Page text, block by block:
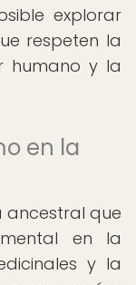
explorar
respeten la
humano y la
en la
ancestral que
en la
y la